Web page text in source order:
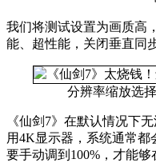
我们将测试设置为画质高
能、超性能，关闭垂直同
分辨率缩放选
《仙剑7》在默认情况下
用4K显示器，系统通常都
要手动调到100%，才能够